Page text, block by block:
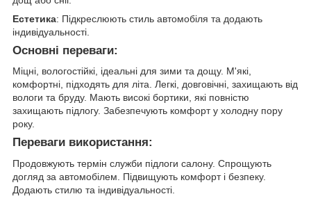
Естетика: Підкреслюють стиль автомобіля та додають
індивідуальності.
Основні переваги:
Міцні, вологостійкі, ідеальні для зими та дощу. М'які,
комфортні, підходять для літа. Легкі, довговічні, захищають від
вологи та бруду. Мають високі бортики, які повністю
захищають підлогу. Забезпечують комфорт у холодну пору
року.
Переваги використання:
Продовжують термін служби підлоги салону. Спрощують
догляд за автомобілем. Підвищують комфорт і безпеку.
Додають стилю та індивідуальності.